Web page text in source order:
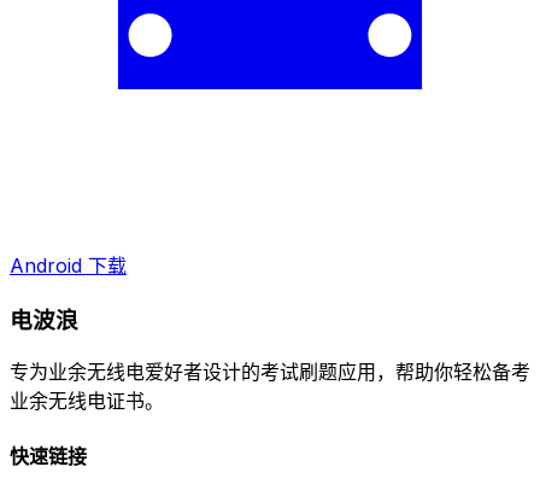
Android 下载
电波浪
专为业余无线电爱好者设计的考试刷题应用，帮助你轻松备考
业余无线电证书。
快速链接